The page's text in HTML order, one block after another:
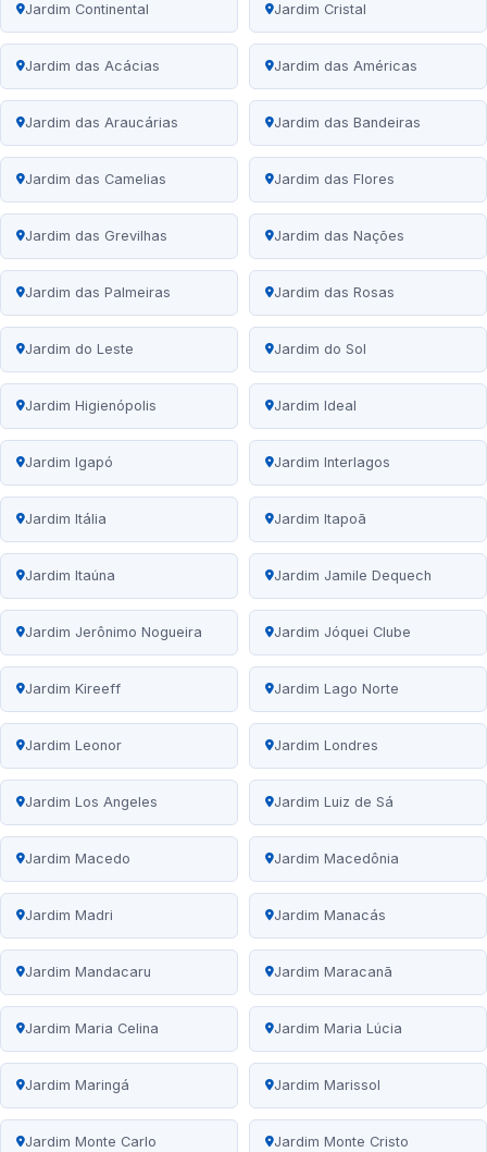
Jardim Continental Jardim Cristal
Jardim das Acácias Jardim das Américas
Jardim das Araucárias Jardim das Bandeiras
Jardim das Camelias Jardim das Flores
Jardim das Grevilhas Jardim das Nações
Jardim das Palmeiras Jardim das Rosas
Jardim do Leste Jardim do Sol
Jardim Higienópolis Jardim Ideal
Jardim Igapó Jardim Interlagos
Jardim Itália Jardim Itapoã
Jardim Itaúna Jardim Jamile Dequech
Jardim Jerônimo Nogueira Jardim Jóquei Clube
Jardim Kireeff Jardim Lago Norte
Jardim Leonor Jardim Londres
Jardim Los Angeles Jardim Luiz de Sá
Jardim Macedo Jardim Macedônia
Jardim Madri Jardim Manacás
Jardim Mandacaru Jardim Maracanã
Jardim Maria Celina Jardim Maria Lúcia
Jardim Maringá Jardim Marissol
Jardim Monte Carlo Jardim Monte Cristo